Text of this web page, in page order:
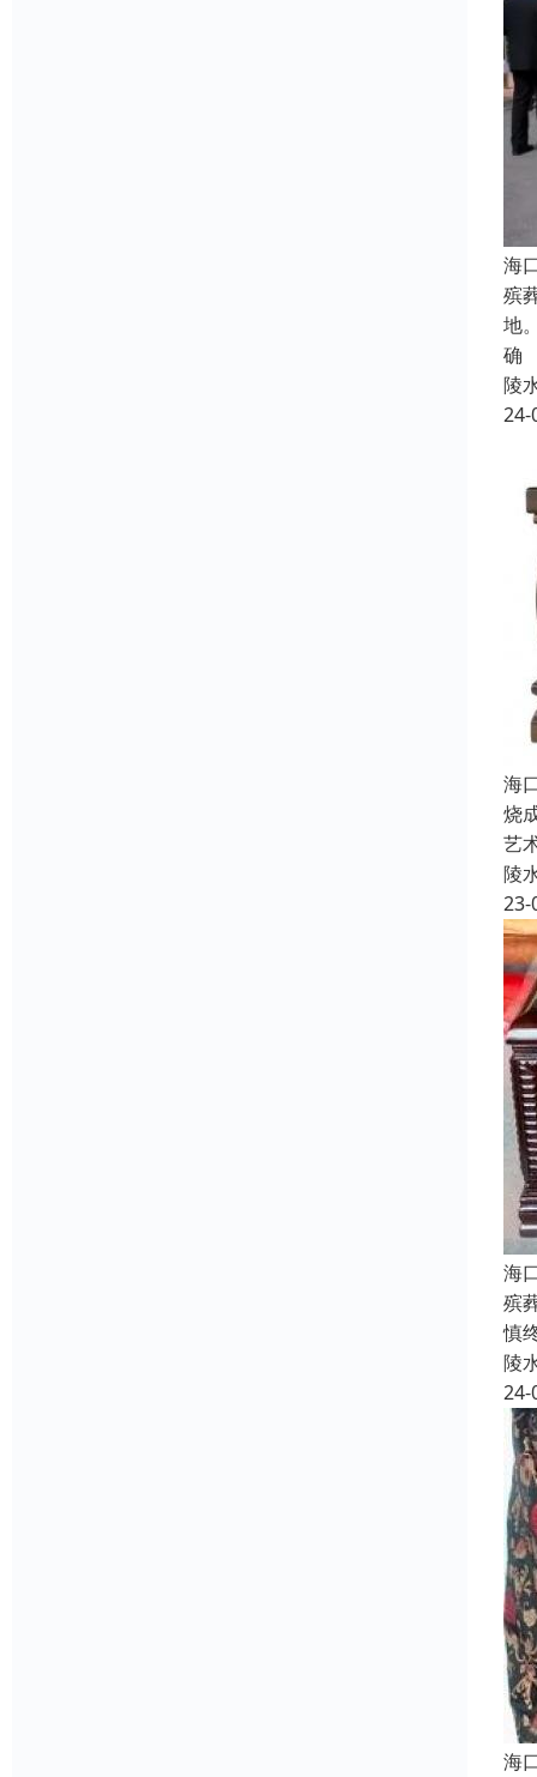
海
殡
地
确
陵
24-
海
烧
艺
陵
23-
海
殡
慎
陵
24-
海